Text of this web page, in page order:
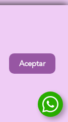
al cliente
y devolución
Aceptar